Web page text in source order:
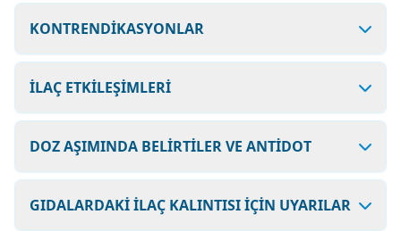
KONTRENDİKASYONLAR
İLAÇ ETKİLEŞİMLERİ
DOZ AŞIMINDA BELİRTİLER VE ANTİDOT
GIDALARDAKİ İLAÇ KALINTISI İÇİN UYARILAR